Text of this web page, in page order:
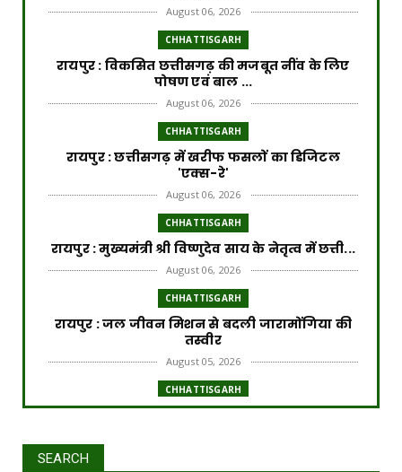
August 06, 2026
CHHATTISGARH
रायपुर : विकसित छत्तीसगढ़ की मजबूत नींव के लिए
पोषण एवं बाल ...
August 06, 2026
CHHATTISGARH
​रायपुर : ​छत्तीसगढ़ में खरीफ फसलों का डिजिटल
'एक्स-रे'
August 06, 2026
CHHATTISGARH
रायपुर : मुख्यमंत्री श्री विष्णुदेव साय के नेतृत्व में छत्ती...
August 06, 2026
CHHATTISGARH
रायपुर : जल जीवन मिशन से बदली जारामोंगिया की
तस्वीर
August 05, 2026
CHHATTISGARH
SEARCH